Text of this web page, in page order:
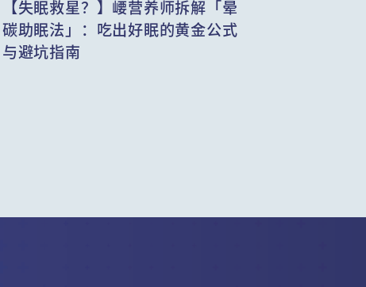
【失眠救星？】崾营养师拆解「晕
碳助眠法」：吃出好眠的黄金公式
与避坑指南